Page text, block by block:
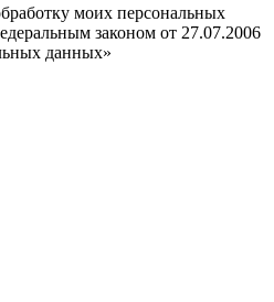
моих персональных
законом от 27.07.2006
данных»